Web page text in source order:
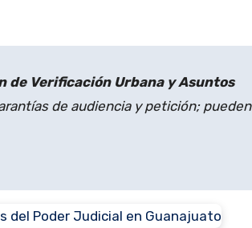
de Verificación Urbana y Asuntos
de audiencia y petición; pueden